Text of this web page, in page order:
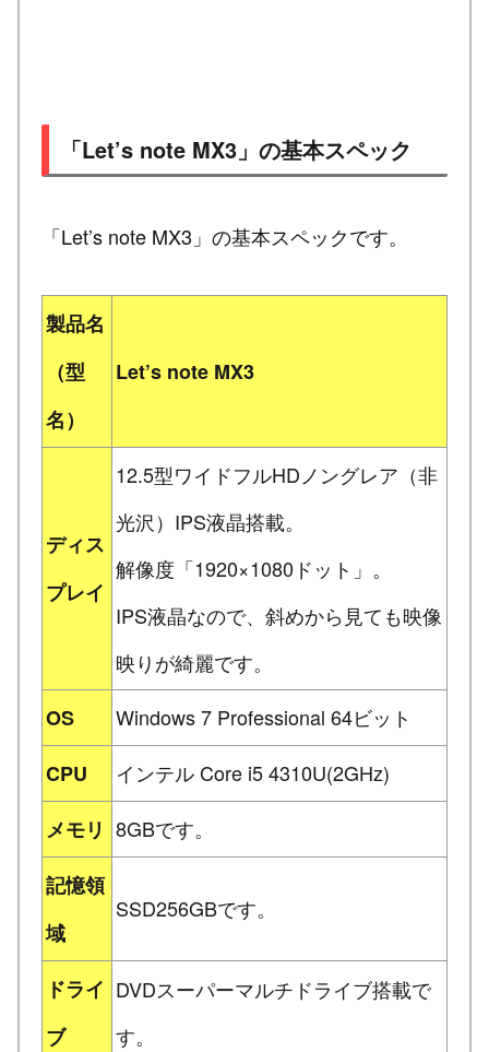
「Let’s note MX3」の基本スペック
「Let’s note MX3」の基本スペックです。
製品名
（型
名）
Let’s note MX3
ディス
プレイ
12.5型ワイドフルHDノングレア（非
光沢）IPS液晶搭載。
解像度「1920×1080ドット」。
IPS液晶なので、斜めから見ても映像
映りが綺麗です。
OS
Windows 7 Professional 64ビット
CPU
インテル Core i5 4310U(2GHz)
メモリ 8GBです。
記憶領
域
SSD256GBです。
ドライ
ブ
DVDスーパーマルチドライブ搭載で
す。